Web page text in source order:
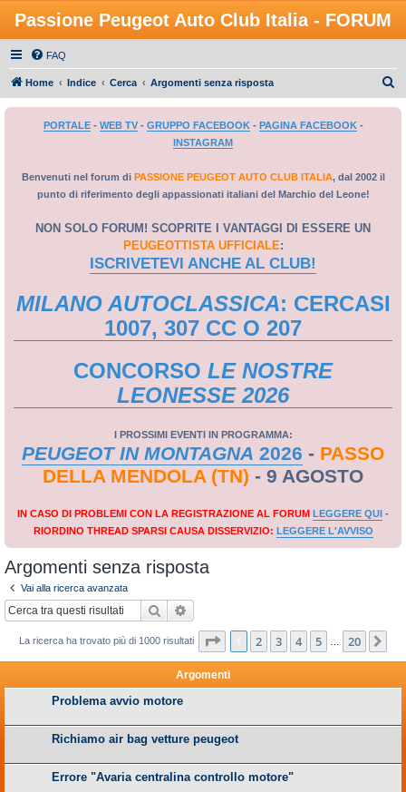
Passione Peugeot Auto Club Italia - FORUM
FAQ
Home Indice Cerca Argomenti senza risposta
PORTALE- WEB TV- GRUPPO FACEBOOK- PAGINA FACEBOOK-
INSTAGRAM
Benvenuti nel forum di PASSIONE PEUGEOT AUTO CLUB ITALIA, dal 2002 il
punto di riferimento degli appassionati italiani del Marchio del Leone!
NON SOLO FORUM! SCOPRITE I VANTAGGI DI ESSERE UN
PEUGEOTTISTA UFFICIALE:
ISCRIVETEVI ANCHE AL CLUB!
MILANO AUTOCLASSICA: CERCASI
1007, 307 CC O 207
CONCORSO LE NOSTRE
LEONESSE 2026
I PROSSIMI EVENTI IN PROGRAMMA:
PEUGEOT IN MONTAGNA 2026 - PASSO
DELLA MENDOLA (TN) - 9 AGOSTO
IN CASO DI PROBLEMI CON LA REGISTRAZIONE AL FORUM LEGGERE QUI -
RIORDINO THREAD SPARSI CAUSA DISSERVIZIO: LEGGERE L'AVVISO
Argomenti senza risposta
Vai alla ricerca avanzata
Cerca
La ricerca ha trovato più di 1000 risultati Pagina di 20
2 3 4 5 20
Argomenti
Problema avvio motore
Richiamo air bag vetture peugeot
Errore "Avaria centralina controllo motore"